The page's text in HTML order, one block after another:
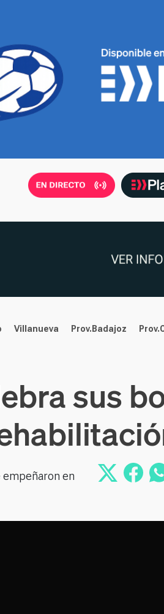
Villanueva Prov.Badajoz
sus
empeñaron en